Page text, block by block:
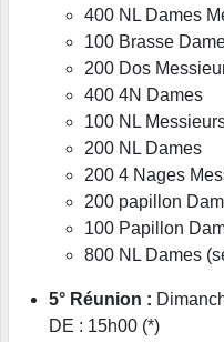
400 NL Dames
100 Brasse
200 Dos
400 4N Dames
100 NL
200 NL Dames
200 4 Nages
200 papillon
100 Papillon
800 NL Dames
5° Réunion :
DE : 15h00 (*)